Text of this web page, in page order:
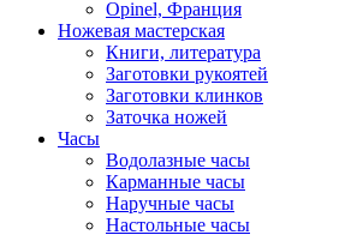
Opinel, Франция
Ножевая мастерская
Книги, литература
Заготовки рукоятей
Заготовки клинков
Заточка ножей
Часы
Водолазные часы
Карманные часы
Наручные часы
Настольные часы